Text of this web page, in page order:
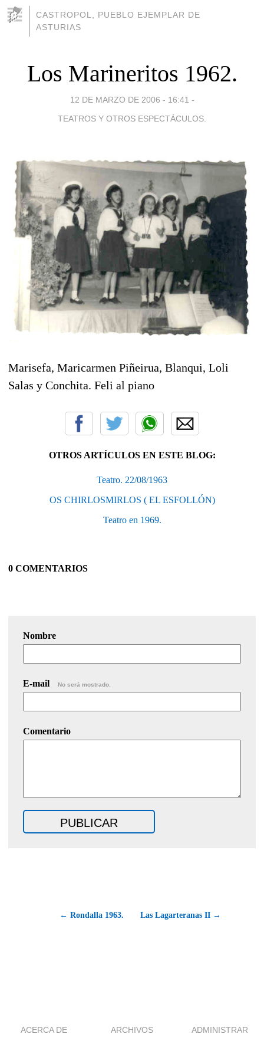
CASTROPOL, PUEBLO EJEMPLAR DE
ASTURIAS
Los Marineritos 1962.
12 DE MARZO DE 2006 - 16:41 -
TEATROS Y OTROS ESPECTÁCULOS.
Marisefa, Maricarmen Piñeirua, Blanqui, Loli
Salas y Conchita. Feli al piano
OTROS ARTÍCULOS EN ESTE BLOG:
Teatro. 22/08/1963
OS CHIRLOSMIRLOS ( EL ESFOLLÓN)
Teatro en 1969.
0 COMENTARIOS
Nombre
E-mail No será mostrado.
Comentario
← Rondalla 1963. Las Lagarteranas II →
ACERCA DE ARCHIVOS ADMINISTRAR